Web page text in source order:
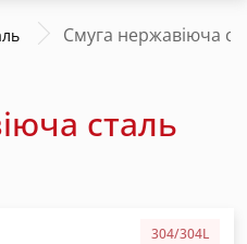
Смуга нержавіюча
сталь
304/304L